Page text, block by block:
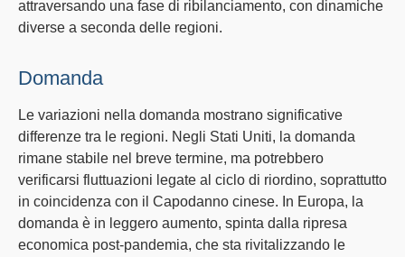
attraversando una fase di ribilanciamento, con dinamiche
diverse a seconda delle regioni.
Domanda
Le variazioni nella domanda mostrano significative
differenze tra le regioni. Negli Stati Uniti, la domanda
rimane stabile nel breve termine, ma potrebbero
verificarsi fluttuazioni legate al ciclo di riordino, soprattutto
in coincidenza con il Capodanno cinese. In Europa, la
domanda è in leggero aumento, spinta dalla ripresa
economica post-pandemia, che sta rivitalizzando le